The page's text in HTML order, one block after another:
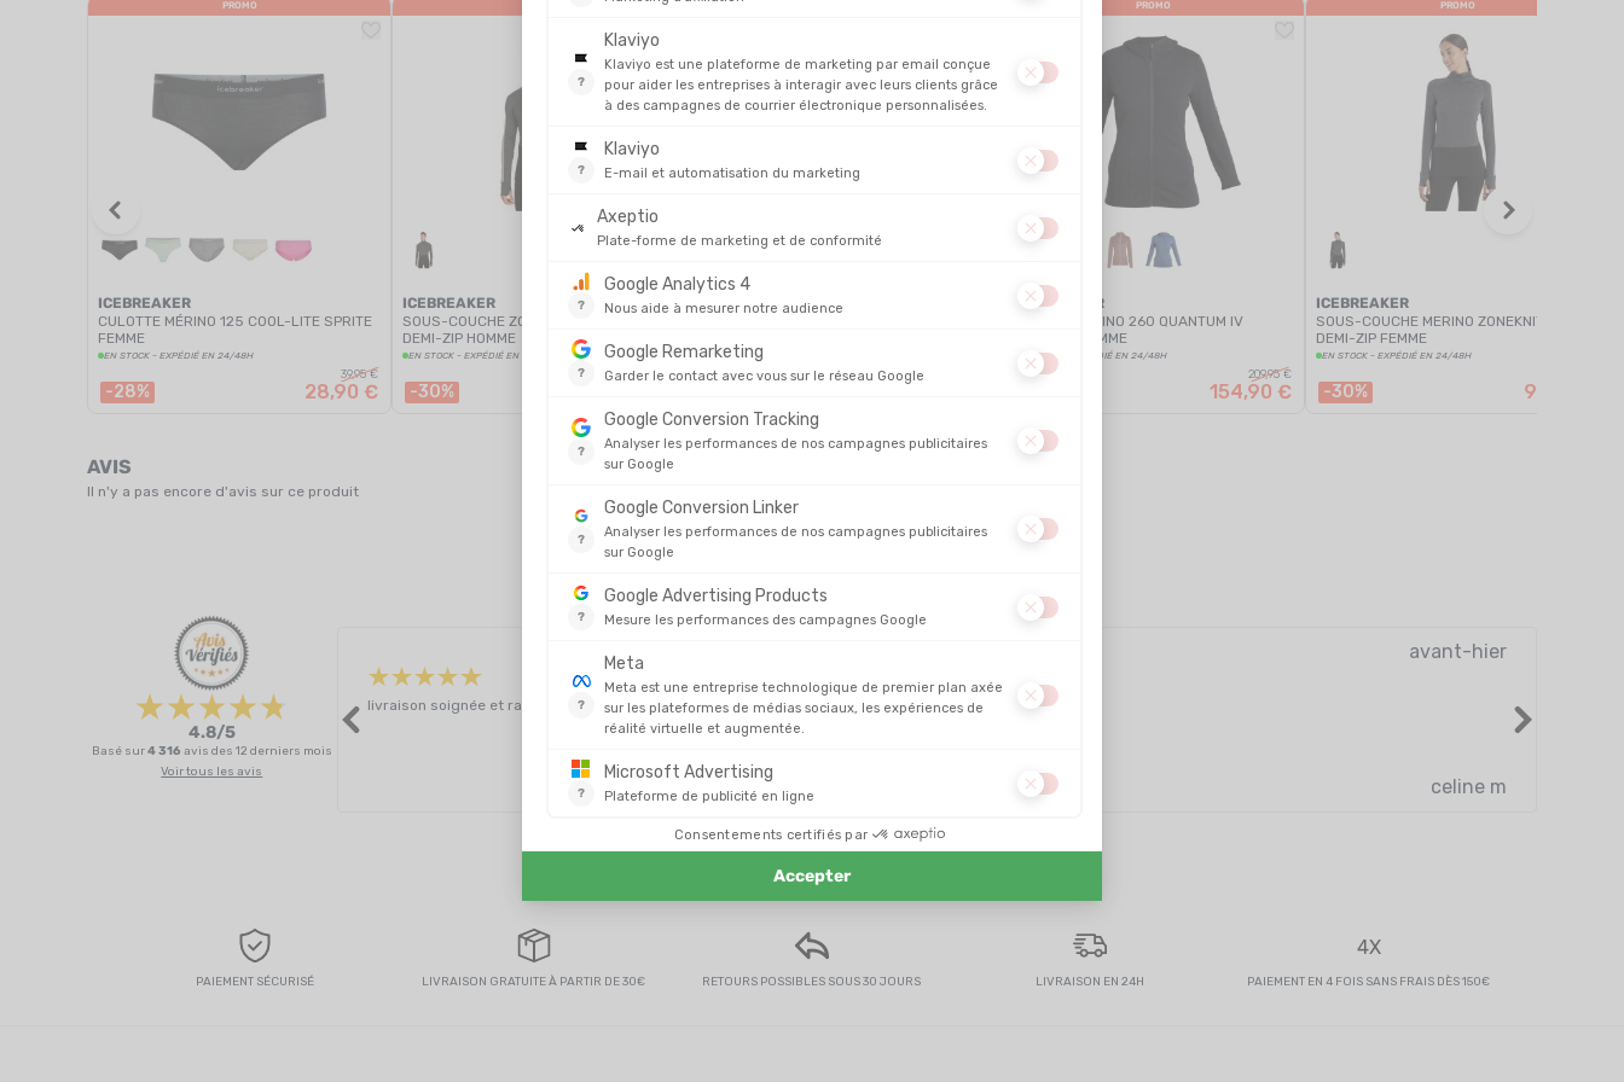
PROMO
ICEBREAKER
CULOTTE MÉRINO 125 COOL-LITE SPRITE
FEMME
EN STOCK - EXPÉDIÉ EN 24/48H
-28%
39,95 €
28,90 €
ICEBREAKER
SOUS-COUCHE ZONEKNIT MÉRINO 260
DEMI-ZIP HOMME
EN STOCK - EXPÉDIÉ EN 24/48H
-30%
149,95 €
ICEBREAKER
EN STOCK - EXPÉDIÉ EN 24/48H
PROMO
ICEBREAKER
POLAIRE MÉRINO 260 QUANTUM IV
CAPUCHE FEMME
EN STOCK - EXPÉDIÉ EN 24/48H
209,95 €
154,90 €
PROMO
ICEBREAKER
SOUS-COUCHE MERINO ZONEKNIT 200
DEMI-ZIP FEMME
EN STOCK - EXPÉDIÉ EN 24/48H
-30% 97,90 €
AVIS
Il n'y a pas encore d'avis sur ce produit
4.8/5
Basé sur4 316 avis des 12 derniers mois
Voir tous les avis
avant-hier
livraison soignée et rapide. Un grand choix à des prix top.
celine m
PAIEMENT SÉCURISÉ LIVRAISON GRATUITE À PARTIR DE 30€ RETOURS POSSIBLES SOUS 30 JOURS LIVRAISON EN 24H
4X
PAIEMENT EN 4 FOIS SANS FRAIS DÈS 150€